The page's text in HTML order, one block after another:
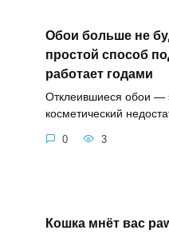
Обои больше не
простой способ
работает годами
Отклеившиеся обои —
косметический
0 3
Кошка мнёт вас